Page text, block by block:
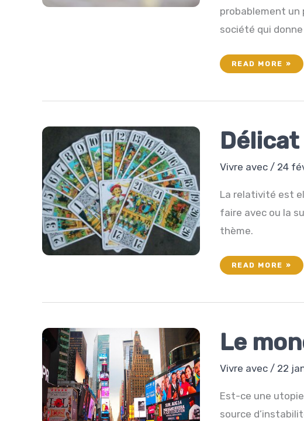
probablement un
société qui
L’AVENTURE
READ MORE »
Vivre avec/ 24
La relativité est
faire avec ou la
thème.
DÉLICAT
READ MORE »
Le
Vivre avec/ 22
Est-ce une
source